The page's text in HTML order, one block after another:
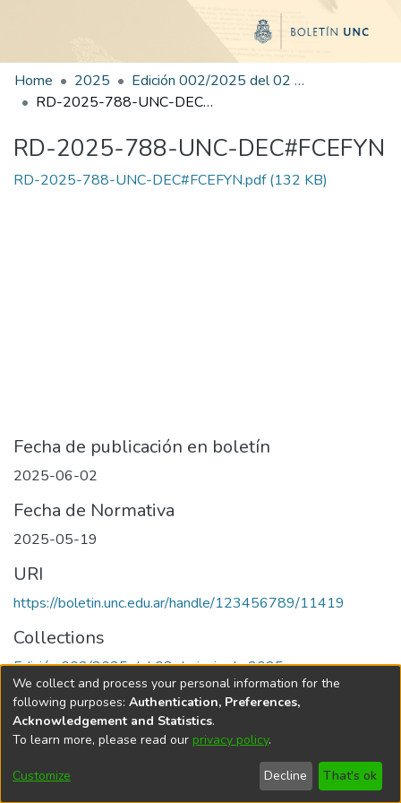
Home 2025
Edición 002/2025 del 02 de junio de 2025
RD-2025-788-UNC-DEC#FCEFYN
RD-2025-788-UNC-DEC#FCEFYN
RD-2025-788-UNC-DEC#FCEFYN.pdf(132 KB)
Fecha de publicación en boletín
2025-06-02
Fecha de Normativa
2025-05-19
URI
https://boletin.unc.edu.ar/handle/123456789/11419
Collections
Edición 002/2025 del 02 de junio de 2025
Universidad Nacional de Córdoba
We collect and process your personal information for the
following purposes: Authentication, Preferences,
Acknowledgement and Statistics.
To learn more, please read our privacy policy.
Customize Decline That's ok